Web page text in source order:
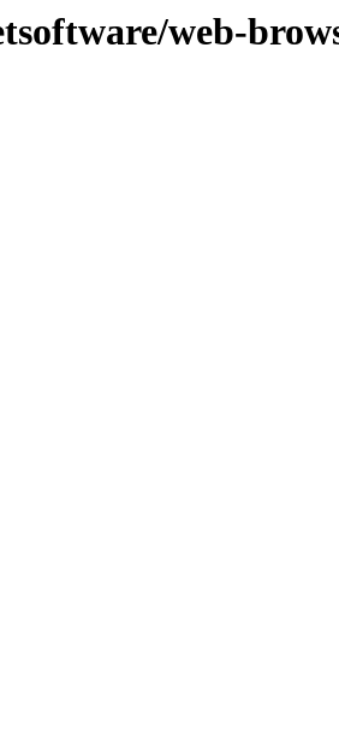
web-